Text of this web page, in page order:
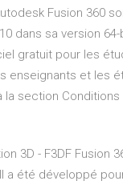
Fusion 360
dans sa version
gratuit pour les
enseignants et les
la section
3D - F3DF Fusion
a été développé